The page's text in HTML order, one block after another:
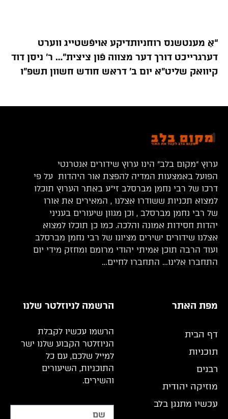
“אַ מענטשנס רוחניותדיקע אויפֿשטייג ווערט
דערגרייכט דורך דער מצווה פֿון ציצית”… ר’ ניסן דוד
קיוואק שליט”א יום ב’ דראש חודש חשוון תשפ”ו
ערוץ “מקום בלב” הינו ערוץ שידורים אנטרנטי
הפועל באמצעות המדיה להפצת אור היהדות על פי
דרכו של רבי נחמן מברסלב זי”ע באתר הערוץ תוכלו
למצוא תכניות ששודרו אצלנו , המאירים את אורו
של רבי נחמן מברסלב , וכן מגוון שיעורים בעניני
יהדות חסידות אמונה והלכה. כמו כן תוכלו למצוא
אצלנו שידורים ישירים מציונו של רבי נחמן מברסלב
ועוד הרבה תוכן אמיתי יהודי מרומם ומחזק מידי יום
התחברו אלינו… התחברו לחיים…
מפת האתר
דף הבית
תוכניות
רבנים
מוזיקה יהודית
עכשיו מתנגן בלב
הרשמה לניוזלטר שלנו
הרשמו עכשיו לקבלת
הניוזלטר הקבוע שלנו ישר
למייל שלכם, עם כל
התוכניות, השיעורים
והשירים.